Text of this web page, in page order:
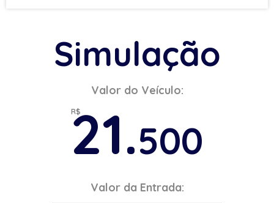
Simulação
Valor do Veículo:
R$
21.500
Valor da Entrada: